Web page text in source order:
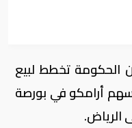
تخطط لبيع
أرامكو في بورصة
الرياض.